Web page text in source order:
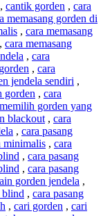
, cantik gorden , cara
memasang gorden di
, cara memasang
, cara memasang
, cara
, cara
jendela sendiri ,
gorden , cara
gorden yang
blackout , cara
, cara pasang
minimalis , cara
, cara pasang
, cara pasang
gorden jendela ,
blind , cara pasang
, cari gorden , cari